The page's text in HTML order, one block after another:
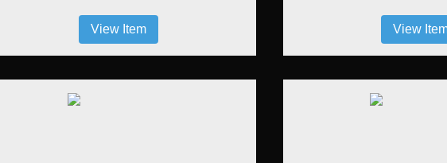
View Item View